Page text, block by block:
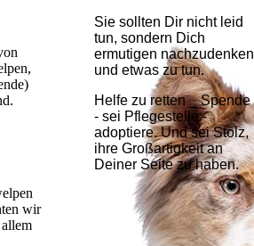
wir
Sie sollten Dir nicht leid
tun, sondern Dich
ermutigen nachzudenken
und etwas zu tun.
Helfe zu retten _ Spende
- sei Pflegestelle -
adoptiere. Und sei Stolz,
ihre Großartigkeit an
Deiner Seite zu haben.